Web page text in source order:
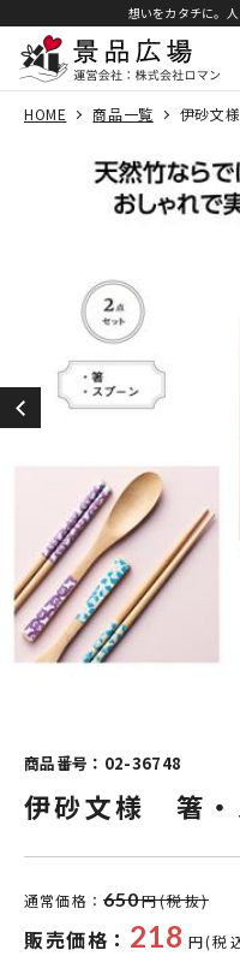
想いをカタチに。
HOME 商品一覧 伊砂文
商品番号：02-36748
伊砂文様 箸・
通常価格： 650円(税抜)
販売価格： 218 円(税